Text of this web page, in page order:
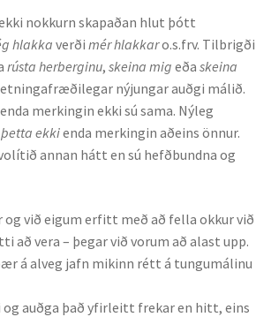
nokkurn skapaðan hlut þótt
hlakkaverðimér hlakkaro.s.frv. Tilbrigði
rústa herberginu,skeina migeðaskeina
nýjungar auðgi málið.
merkingin ekki sú sama. Nýleg
þetta ekkienda merkingin aðeins önnur.
annan hátt en sú hefðbundna og
við eigum erfitt með að fella okkur við
að vera – þegar við vorum að alast upp.
á alveg jafn mikinn rétt á tungumálinu
auðga það yfirleitt frekar en hitt, eins